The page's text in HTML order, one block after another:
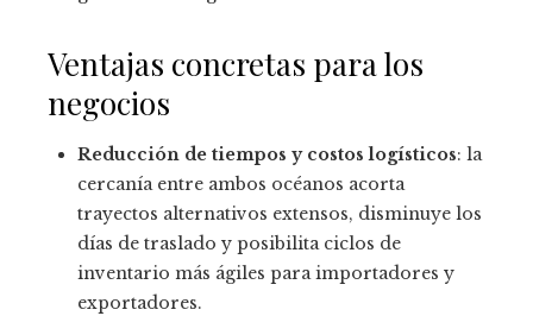
Ventajas concretas para los
negocios
Reducción de tiempos y costos logísticos: la
cercanía entre ambos océanos acorta
trayectos alternativos extensos, disminuye los
días de traslado y posibilita ciclos de
inventario más ágiles para importadores y
exportadores.